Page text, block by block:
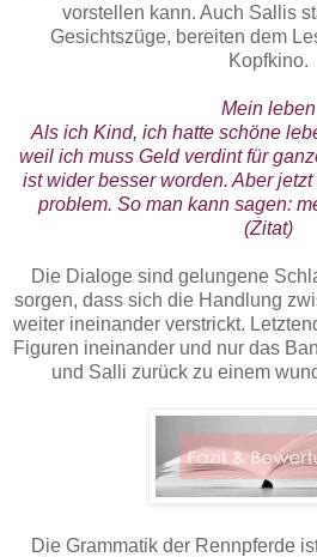
vorstellen kann. Auch Sallis
Gesichtszüge, bereiten dem
Kopfkino.
Mein leben
Als ich Kind, ich hatte schöne
weil ich muss Geld verdint für
ist wider besser worden. Aber
problem. So man kann sagen:
(Zitat)
Die Dialoge sind gelungene
sorgen, dass sich die Handlung
weiter ineinander verstrickt.
Figuren ineinander und nur das
und Salli zurück zu einem
Die Grammatik der Rennpferde